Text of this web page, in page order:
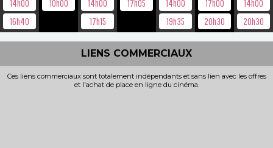
14h00
16h40
10h00
14h00
17h15
17h05
14h00
19h35
17h00
20h30
14h00
20h30
LIENS COMMERCIAUX
Ces liens commerciaux sont totalement indépendants et sans lien avec les offres
et l'achat de place en ligne du cinéma.